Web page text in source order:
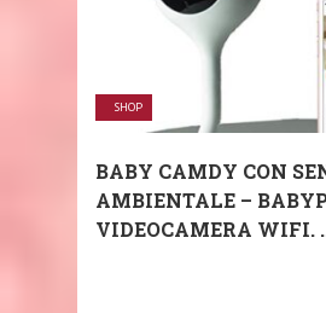
SHOP
BABY CAMDY CON
AMBIENTALE –
VIDEOCAMERA WIFI.